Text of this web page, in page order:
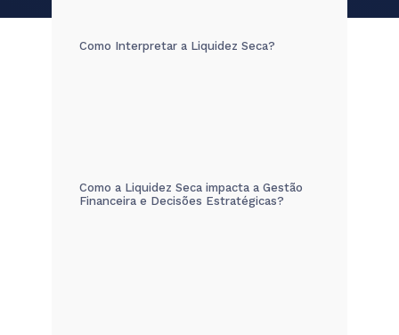
Como Interpretar a Liquidez Seca?
Como a Liquidez Seca impacta a Gestão
Financeira e Decisões Estratégicas?